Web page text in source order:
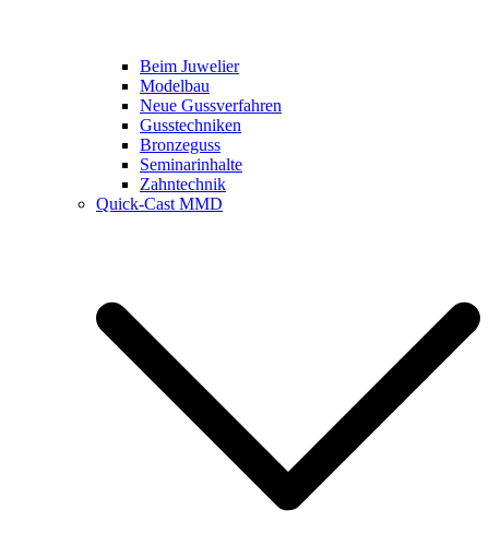
Beim Juwelier
Modelbau
Neue Gussverfahren
Gusstechniken
Bronzeguss
Seminarinhalte
Zahntechnik
Quick-Cast MMD